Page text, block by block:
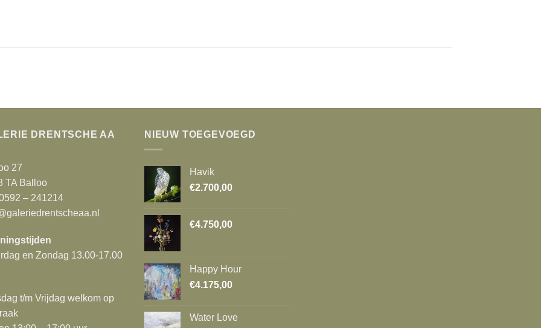
DRENTSCHE AA
27
TA Balloo
– 241214
en Zondag 13.00-17.00
t/m Vrijdag welkom op
NIEUW TOEGEVOEGD
Havik
€2.700,00
€4.750,00
Happy Hour
€4.175,00
Water Love